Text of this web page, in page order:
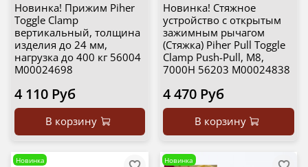
Новинка! Прижим Piher
Toggle Clamp
вертикальный, толщина
изделия до 24 мм,
нагрузка до 400 кг 56004
М00024698
4 110 Руб
В корзину
Новинка! Стяжное
устройство с открытым
зажимным рычагом
(Стяжка) Piher Pull Toggle
Clamp Push-Pull, M8,
7000Н 56203 М00024838
4 470 Руб
В корзину
Новинка Новинка